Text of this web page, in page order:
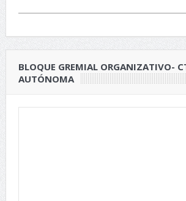
BLOQUE GREMIAL ORGANIZATIVO-
AUTÓNOMA